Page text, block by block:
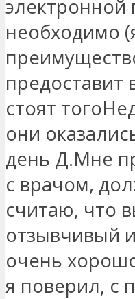
электронной
необходимо
предоставит
стоят
они
день Д.Мне
с врачом,
считаю, что
отзывчивый
очень
я поверил, с